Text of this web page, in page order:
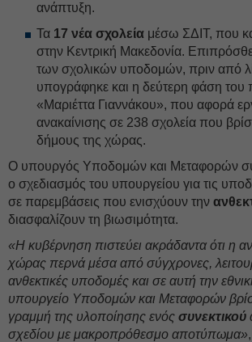
ανάπτυξη.
Τα 17 νέα σχολεία μέσω ΣΔΙΤ, που
στην Κεντρική Μακεδονία.
των σχολικών υποδομών, πριν από
υπογράφηκε και η δεύτερη φάση του
«Μαριέττα Γιαννάκου», που αφορά
ανακαίνισης σε 238 σχολεία που
δήμους της χώρας.
Ο υπουργός Υποδομών και Μεταφορών
ο σχεδιασμός του υπουργείου για τις
σε παρεμβάσεις που ενισχύουν την
διασφαλίζουν τη βιωσιμότητα.
«Η κυβέρνηση πιστεύει ακράδαντα ότι η
χώρας περνά μέσα από σύγχρονες,
ανθεκτικές υποδομές και σε αυτή την
υπουργείο Υποδομών και Μεταφορών
γραμμή της υλοποίησης ενός συνεκτικού
σχεδίου με μακροπρόθεσμο αποτύπωμα»